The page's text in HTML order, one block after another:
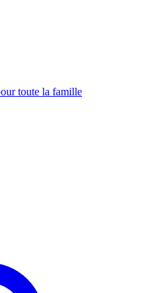
toute la famille